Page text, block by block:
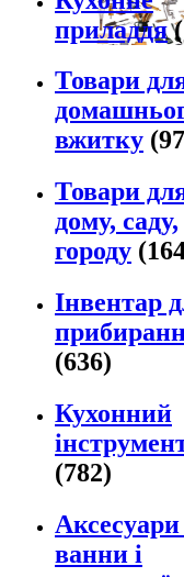
приладдя
Товари
вжитку
Товари
дому, саду,
городу
Інвентар
(636)
Кухонний
(782)
ванни і